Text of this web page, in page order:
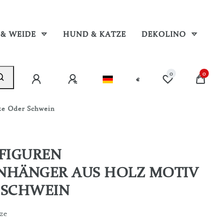
WEIDE HUND & KATZE DEKOLINO
€
0 0
Oder Schwein
AUS HOLZ MOTIV